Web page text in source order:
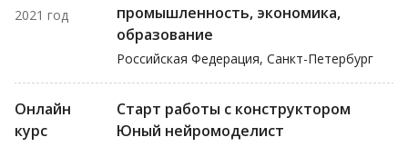
2021 год
промышленность, экономика,
образование
Российская Федерация, Санкт-Петербург
Онлайн
курс
Старт работы с конструктором
Юный нейромоделист